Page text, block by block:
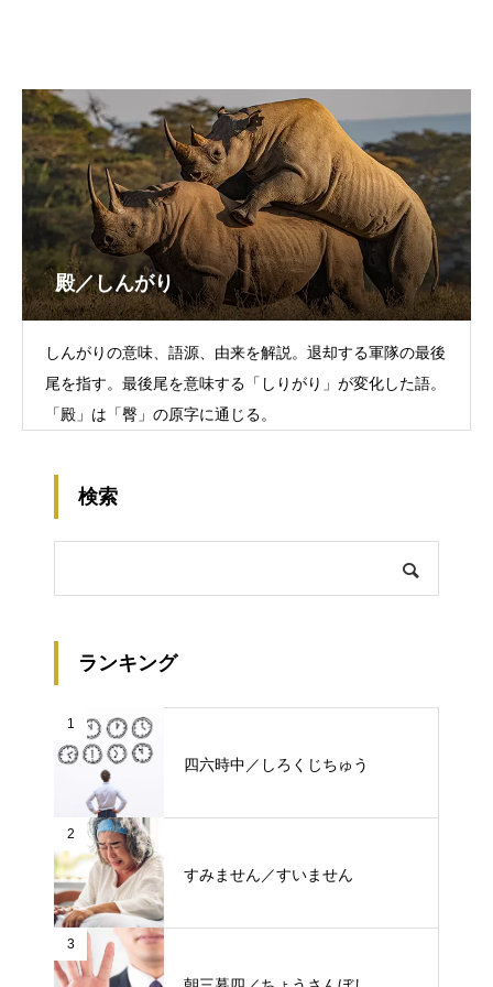
殿／しんがり
しんがりの意味、語源、由来を解説。退却する軍隊の最後
尾を指す。最後尾を意味する「しりがり」が変化した語。
「殿」は「臀」の原字に通じる。
検索
ランキング
1
四六時中／しろくじちゅう
2
すみません／すいません
3